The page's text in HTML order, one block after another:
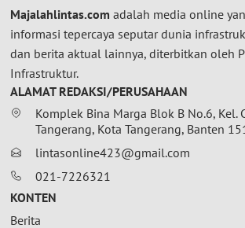
Majalahlintas.com adalah media online
informasi tepercaya seputar dunia
dan berita aktual lainnya, diterbitkan oleh
Infrastruktur.
ALAMAT REDAKSI/PERUSAHAAN
Komplek Bina Marga Blok B No.6, Kel.
Tangerang, Kota Tangerang, Banten
lintasonline423@gmail.com
021-7226321
KONTEN
Berita